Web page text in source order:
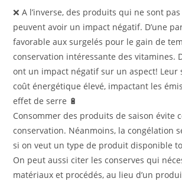
❌ A l’inverse, des produits qui ne sont
peuvent avoir un impact négatif. D’une
favorable aux surgelés pour le gain de
conservation intéressante des vitamines.
ont un impact négatif sur un aspect! Leur
coût énergétique élevé, impactant les
effet de serre 🔋
Consommer des produits de saison évite
conservation. Néanmoins, la congélation
si on veut un type de produit disponible
On peut aussi citer les conserves qui
matériaux et procédés, au lieu d’un